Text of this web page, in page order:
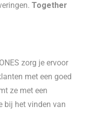
Together
zorg je ervoor
met een goed
ze met een
bij het vinden van